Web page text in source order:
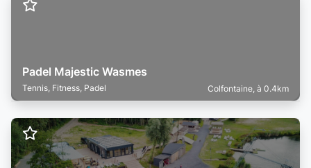
Padel Majestic Wasmes
Tennis, Fitness, Padel Colfontaine, à 0.4km